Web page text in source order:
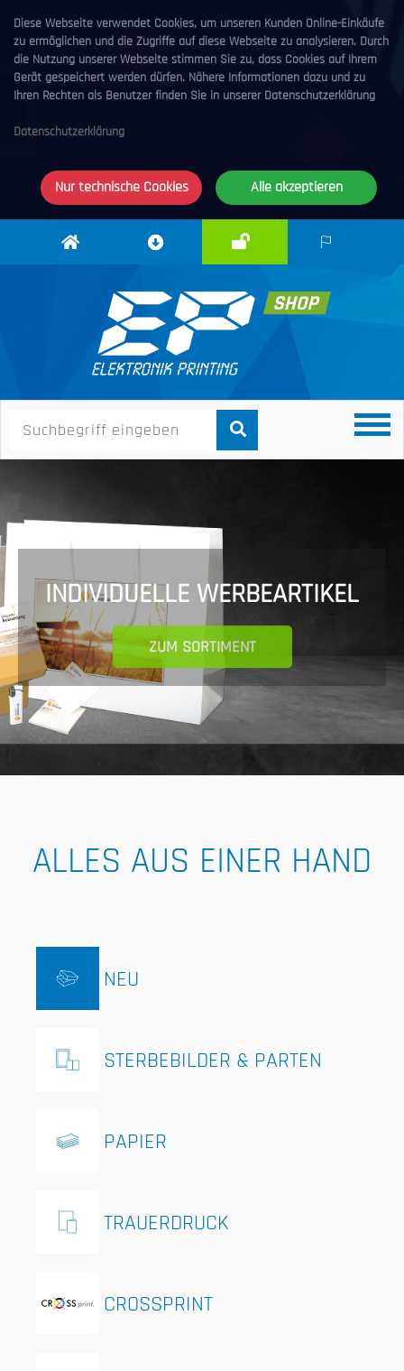
Diese Webseite verwendet Cookies, um unseren Kunden Online-Einkäufe
zu ermöglichen und die Zugriffe auf diese Webseite zu analysieren. Durch
die Nutzung unserer Webseite stimmen Sie zu, dass Cookies auf Ihrem
Gerät gespeichert werden dürfen. Nähere Informationen dazu und zu
Ihren Rechten als Benutzer finden Sie in unserer Datenschutzerklärung
Datenschutzerklärung
Nur technische Cookies Alle akzeptieren
Elektronik
Downloadcenter
INDIVIDUELLE WERBEARTIKEL
ZUM SORTIMENT
ALLES AUS EINER HAND
NEU
STERBEBILDER & PARTEN
PAPIER
TRAUERDRUCK
CROSSPRINT